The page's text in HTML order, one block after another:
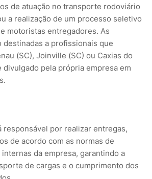
de atuação no transporte rodoviário
a realização de um processo seletivo
motoristas entregadores. As
a profissionais que
(SC), Joinville (SC) ou Caxias do
divulgado pela própria empresa em
responsável por realizar entregas,
de acordo com as normas de
da empresa, garantindo a
de cargas e o cumprimento dos